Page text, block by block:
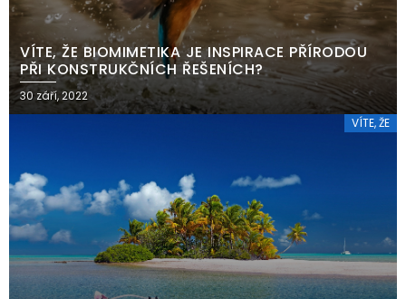
VÍTE, ŽE BIOMIMETIKA JE INSPIRACE PŘÍRODOU
PŘI KONSTRUKČNÍCH ŘEŠENÍCH?
30 září, 2022
VÍTE, ŽE